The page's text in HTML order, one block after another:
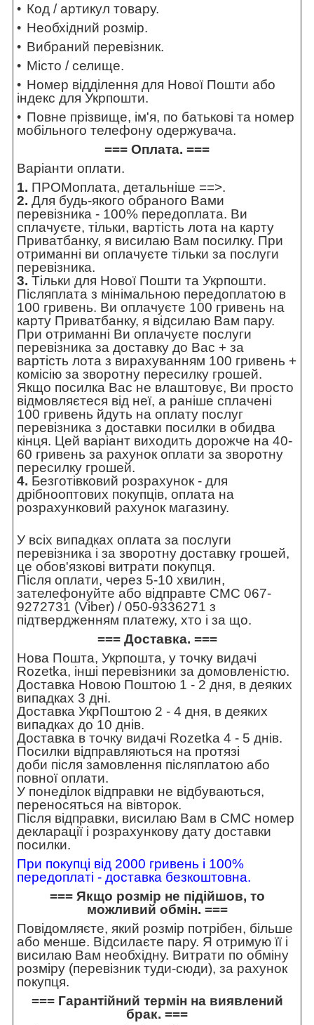
Код / артикул товару.
Необхідний розмір.
Вибраний перевізник.
Місто / селище.
Номер відділення для Нової Пошти або
індекс для Укрпошти.
Повне прізвище, ім'я, по батькові та номер
мобільного телефону одержувача.
=== Оплата. ===
Варіанти оплати.
1. ПРОМоплата, детальніше ==>.
2. Для будь-якого обраного Вами
перевізника - 100% передоплата. Ви
сплачуєте, тільки, вартість лота на карту
Приватбанку, я висилаю Вам посилку. При
отриманні ви оплачуєте тільки за послуги
перевізника.
3. Тільки для Нової Пошти та Укрпошти.
Післяплата з мінімальною передоплатою в
100 гривень. Ви оплачуєте 100 гривень на
карту Приватбанку, я відсилаю Вам пару.
При отриманні Ви оплачуєте послуги
перевізника за доставку до Вас + за
вартість лота з вирахуванням 100 гривень +
комісію за зворотну пересилку грошей.
Якщо посилка Вас не влаштовує, Ви просто
відмовляєтеся від неї, а раніше сплачені
100 гривень йдуть на оплату послуг
перевізника з доставки посилки в обидва
кінця. Цей варіант виходить дорожче на 40-
60 гривень за рахунок оплати за зворотну
пересилку грошей.
4. Безготівковий розрахунок - для
дрібнооптових покупців, оплата на
розрахунковий рахунок магазину.
У всіх випадках оплата за послуги
перевізника і за зворотну доставку грошей,
це обов'язкові витрати покупця.
Після оплати, через 5-10 хвилин,
зателефонуйте або відправте СМС 067-
9272731 (Viber) / 050-9336271 з
підтвердженням платежу, хто і за що.
=== Доставка. ===
Нова Пошта, Укрпошта, у точку видачі
Rozetka, інші перевізники за домовленістю.
Доставка Новою Поштою 1 - 2 дня, в деяких
випадках 3 дні.
Доставка УкрПоштою 2 - 4 дня, в деяких
випадках до 10 днів.
Доставка в точку видачі Rozetka 4 - 5 днів.
Посилки відправляються на протязі
доби після замовлення післяплатою або
повної оплати.
У понеділок відправки не відбуваються,
переносяться на вівторок.
Після відправки, висилаю Вам в СМС номер
декларації і розрахункову дату доставки
посилки.
При покупці від 2000 гривень і 100%
передоплаті - доставка безкоштовна.
=== Якщо розмір не підійшов, то
можливий обмін. ===
Повідомляєте, який розмір потрібен, більше
або менше. Відсилаєте пару. Я отримую її і
висилаю Вам необхідну. Витрати по обміну
розміру (перевізник туди-сюди), за рахунок
покупця.
=== Гарантійний термін на виявлений
брак. ===